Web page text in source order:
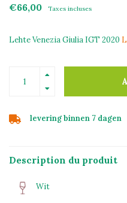
€66,00 Taxes incluses
Lehte Venezia Giulia IGT 2020
levering binnen 7 dagen
Description du produit
Wit